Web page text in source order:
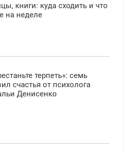
книги: куда сходить и что
на неделе
терпеть»: семь
счастья от психолога
Денисенко